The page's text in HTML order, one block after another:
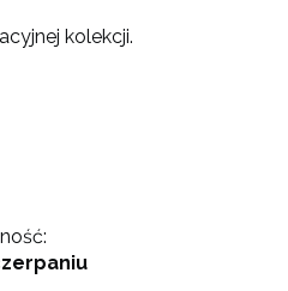
kolekcji.